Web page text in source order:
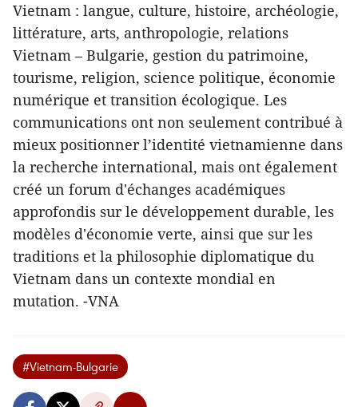
Vietnam : langue, culture, histoire, archéologie,
littérature, arts, anthropologie, relations
Vietnam – Bulgarie, gestion du patrimoine,
tourisme, religion, science politique, économie
numérique et transition écologique. Les
communications ont non seulement contribué à
mieux positionner l’identité vietnamienne dans
la recherche international, mais ont également
créé un forum d'échanges académiques
approfondis sur le développement durable, les
modèles d'économie verte, ainsi que sur les
traditions et la philosophie diplomatique du
Vietnam dans un contexte mondial en
mutation. -VNA
#Vietnam-Bulgarie